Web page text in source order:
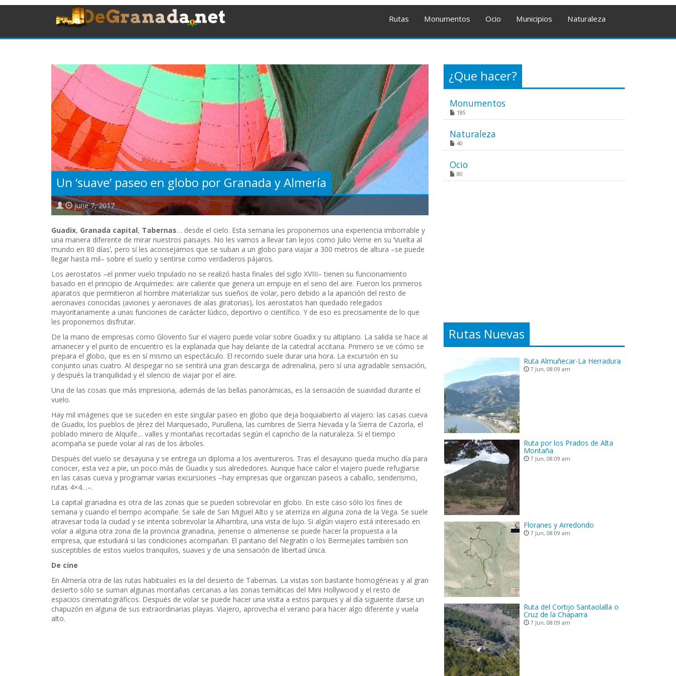
Rutas Monumentos Ocio Municipios Naturaleza
Un ‘suave’ paseo en globo por Granada y Almería
June 7, 2017
Guadix, Granada capital, Tabernas… desde el cielo. Esta semana les proponemos una experiencia imborrable y
una manera diferente de mirar nuestros paisajes. No les vamos a llevar tan lejos como Julio Verne en su ‘Vuelta al
mundo en 80 días’, pero sí les aconsejamos que se suban a un globo para viajar a 300 metros de altura –se puede
llegar hasta mil– sobre el suelo y sentirse como verdaderos pájaros.
Los aerostatos –el primer vuelo tripulado no se realizó hasta finales del siglo XVIII– tienen su funcionamiento
basado en el principio de Arquímedes: aire caliente que genera un empuje en el seno del aire. Fueron los primeros
aparatos que permitieron al hombre materializar sus sueños de volar, pero debido a la aparición del resto de
aeronaves conocidas (aviones y aeronaves de alas giratorias), los aerostatos han quedado relegados
mayoritariamente a unas funciones de carácter lúdico, deportivo o científico. Y de eso es precisamente de lo que
les proponemos disfrutar.
De la mano de empresas como Glovento Sur el viajero puede volar sobre Guadix y su altiplano. La salida se hace al
amanecer y el punto de encuentro es la explanada que hay delante de la catedral accitana. Primero se ve cómo se
prepara el globo, que es en sí mismo un espectáculo. El recorrido suele durar una hora. La excursión en su
conjunto unas cuatro. Al despegar no se sentirá una gran descarga de adrenalina, pero sí una agradable sensación,
y después la tranquilidad y el silencio de viajar por el aire.
Una de las cosas que más impresiona, además de las bellas panorámicas, es la sensación de suavidad durante el
vuelo.
Hay mil imágenes que se suceden en este singular paseo en globo que deja boquiabierto al viajero: las casas cueva
de Guadix, los pueblos de Jérez del Marquesado, Purullena, las cumbres de Sierra Nevada y la Sierra de Cazorla, el
poblado minero de Alquife… valles y montañas recortadas según el capricho de la naturaleza. Si el tiempo
acompaña se puede volar al ras de los árboles.
Después del vuelo se desayuna y se entrega un diploma a los aventureros. Tras el desayuno queda mucho día para
conocer, esta vez a pie, un poco más de Guadix y sus alrededores. Aunque hace calor el viajero puede refugiarse
en las casas cueva y programar varias excursiones –hay empresas que organizan paseos a caballo, senderismo,
rutas 4×4…–.
La capital granadina es otra de las zonas que se pueden sobrevolar en globo. En este caso sólo los fines de
semana y cuando el tiempo acompañe. Se sale de San Miguel Alto y se aterriza en alguna zona de la Vega. Se suele
atravesar toda la ciudad y se intenta sobrevolar la Alhambra, una vista de lujo. Si algún viajero está interesado en
volar a alguna otra zona de la provincia granadina, jienense o almeriense se puede hacer la propuesta a la
empresa, que estudiará si las condiciones acompañan. El pantano del Negratín o los Bermejales también son
susceptibles de estos vuelos tranquilos, suaves y de una sensación de libertad única.
De cine
En Almería otra de las rutas habituales es la del desierto de Tabernas. La vistas son bastante homogéneas y al gran
desierto sólo se suman algunas montañas cercanas a las zonas temáticas del Mini Hollywood y el resto de
espacios cinematográficos. Después de volar se puede hacer una visita a estos parques y al día siguiente darse un
chapuzón en alguna de sus extraordinarias playas. Viajero, aprovecha el verano para hacer algo diferente y vuela
alto.
¿Que hacer?
Monumentos
185
Naturaleza
40
Ocio
80
Rutas Nuevas
Ruta Almuñecar-La Herradura
7 Jun, 08:09 am
Ruta por los Prados de Alta
Montaña
7 Jun, 08:09 am
Floranes y Arredondo
7 Jun, 08:09 am
Ruta del Cortijo Santaolalla o
Cruz de la Chaparra
7 Jun, 08:09 am